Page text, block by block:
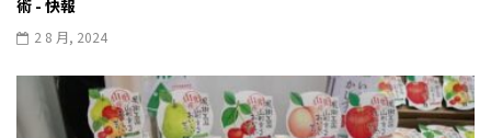
術 - 快報
2 8 月, 2024